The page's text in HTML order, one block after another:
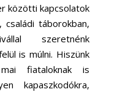
közötti kapcsolatok
táborokban,
szeretnénk
is múlni. Hiszünk
fiataloknak is
kapaszkodókra,